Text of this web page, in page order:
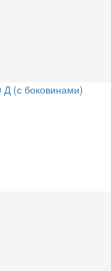
Д (с боковинами)